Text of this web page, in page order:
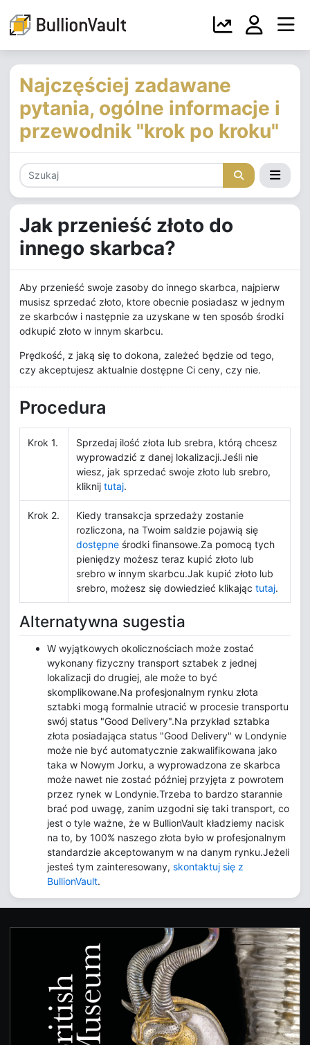
Najczęściej zadawane
pytania, ogólne informacje i
przewodnik "krok po kroku"
Jak przenieść złoto do
innego skarbca?
Aby przenieść swoje zasoby do innego skarbca, najpierw
musisz sprzedać złoto, ktore obecnie posiadasz w jednym
ze skarbców i następnie za uzyskane w ten sposób środki
odkupić złoto w innym skarbcu.
Prędkość, z jaką się to dokona, zależeć będzie od tego,
czy akceptujesz aktualnie dostępne Ci ceny, czy nie.
Procedura
Krok 1.
Sprzedaj ilość złota lub srebra, którą chcesz
wyprowadzić z danej lokalizacji.Jeśli nie
wiesz, jak sprzedać swoje złoto lub srebro,
kliknij tutaj.
Krok 2.
Kiedy transakcja sprzedaży zostanie
rozliczona, na Twoim saldzie pojawią się
dostępneśrodki finansowe.Za pomocą tych
pieniędzy możesz teraz kupić złoto lub
srebro w innym skarbcu.Jak kupić złoto lub
srebro, możesz się dowiedzieć klikając tutaj.
Alternatywna sugestia
W wyjątkowych okolicznościach może zostać
wykonany fizyczny transport sztabek z jednej
lokalizacji do drugiej, ale może to być
skomplikowane.Na profesjonalnym rynku złota
sztabki mogą formalnie utracić w procesie transportu
swój status "Good Delivery".Na przykład sztabka
złota posiadająca status "Good Delivery" w Londynie
może nie być automatycznie zakwalifikowana jako
taka w Nowym Jorku, a wyprowadzona ze skarbca
może nawet nie zostać później przyjęta z powrotem
przez rynek w Londynie.Trzeba to bardzo starannie
brać pod uwagę, zanim uzgodni się taki transport, co
jest o tyle ważne, że w BullionVault kładziemy nacisk
na to, by 100% naszego złota było w profesjonalnym
standardzie akceptowanym w na danym rynku.Jeżeli
jesteś tym zainteresowany, skontaktuj się z
BullionVault.